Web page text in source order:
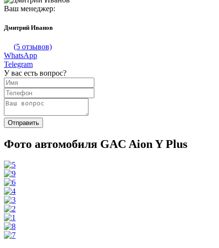
Ваш менеджер:
Дмитрий Иванов
(5 отзывов)
WhatsApp
Telegram
У вас есть вопрос?
Фото автомобиля GAC Aion Y Plus